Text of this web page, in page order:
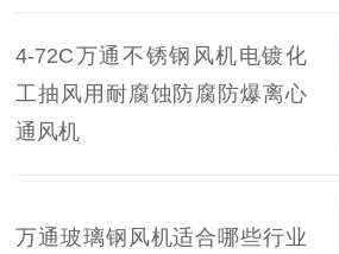
4-72C万通不锈钢风机电镀化
工抽风用耐腐蚀防腐防爆离心
通风机
万通玻璃钢风机适合哪些行业